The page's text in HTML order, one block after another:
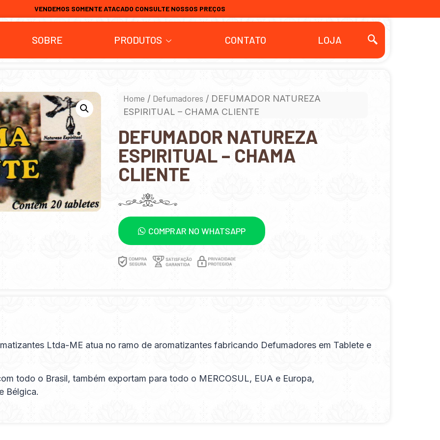
VENDEMOS SOMENTE ATACADO CONSULTE NOSSOS PREÇOS
SOBRE PRODUTOS CONTATO LOJA
Home / Defumadores / DEFUMADOR NATUREZA
ESPIRITUAL – CHAMA CLIENTE
DEFUMADOR NATUREZA
ESPIRITUAL – CHAMA
CLIENTE
COMPRAR NO WHATSAPP
Ltda-ME atua no ramo de aromatizantes fabricando Defumadores em Tablete e
todo o Brasil, também exportam para todo o MERCOSUL, EUA e Europa,
Bélgica.